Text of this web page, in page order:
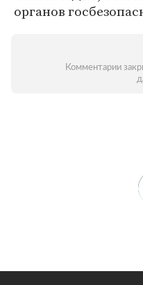
органов
Комментарии